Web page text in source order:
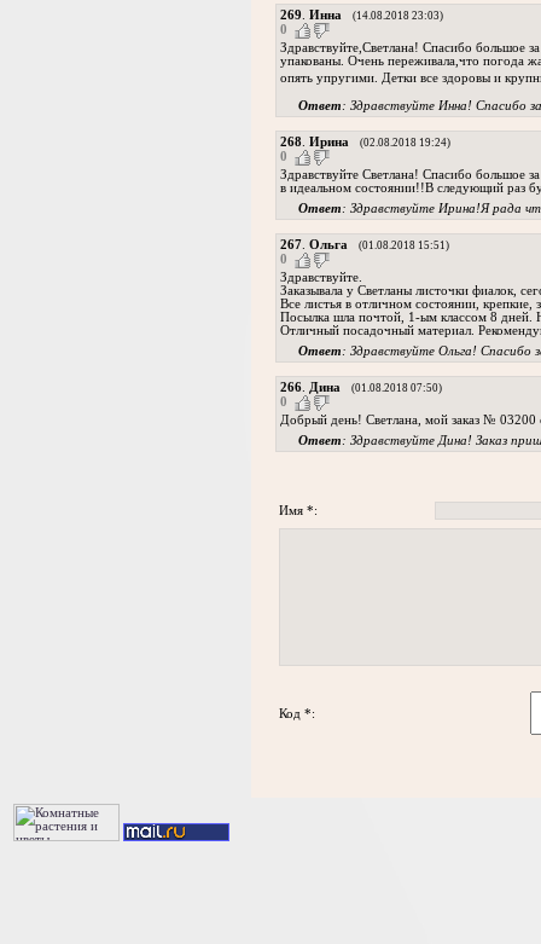
269 Инна (14.08.2018 23:03)
0
Здравствуйте,Светлана! Спасибо большое
упакованы. Очень переживала,что погода
опять упругими. Детки все здоровы и
Ответ: Здравствуйте Инна! Спасибо
268 Ирина (02.08.2018 19:24)
0
Здравствуйте Светлана! Спасибо большое
в идеальном состоянии!!В следующий раз
Ответ: Здравствуйте Ирина!Я рада
267 Ольга (01.08.2018 15:51)
0
Здравствуйте.
Заказывала у Светланы листочки фиалок,
Все листья в отличном состоянии, крепкие,
Посылка шла почтой, 1-ым классом 8 дней.
Отличный посадочный материал.
Ответ: Здравствуйте Ольга! Спасибо
266 Дина (01.08.2018 07:50)
0
Добрый день! Светлана, мой заказ № 03200
Ответ: Здравствуйте Дина! Заказ
Имя *:
Код *: